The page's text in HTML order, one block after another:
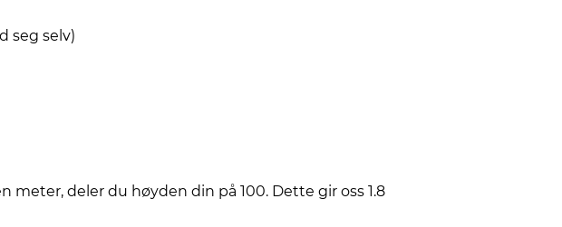
seg selv)
deler du høyden din på 100. Dette gir oss 1.8